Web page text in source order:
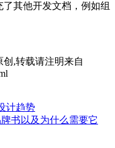
其他开发文档，例如组
,转载请注明来自
计趋势
书以及为什么需要它